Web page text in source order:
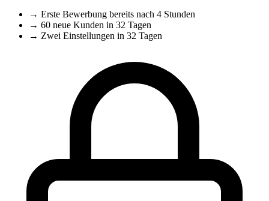
→ Erste Bewerbung bereits nach 4 Stunden
→ 60 neue Kunden in 32 Tagen
→ Zwei Einstellungen in 32 Tagen